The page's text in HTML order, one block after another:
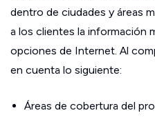
dentro de ciudades y áreas
a los clientes la información
opciones de Internet. Al
en cuenta lo siguiente:
Áreas de cobertura del